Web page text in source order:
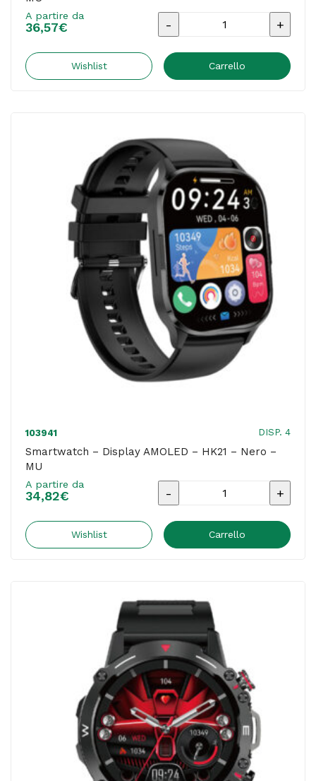
A partire da
36,57€
Smartwatch
Display
-
Grigio
-
MU
quantità
Wishlist Carrello
103941 DISP. 4
Smartwatch – Display AMOLED – HK21 – Nero –
MU
A partire da
34,82€
Smartwatch
Display
HK21
-
Nero
-
MU
quantità
Wishlist Carrello